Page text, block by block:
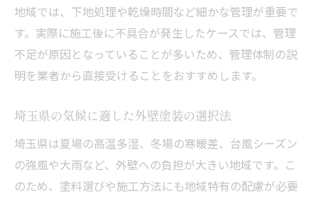
地域では、下地処理や乾燥時間など細かな管理が重要で
す。実際に施工後に不具合が発生したケースでは、管理
不足が原因となっていることが多いため、管理体制の説
明を業者から直接受けることをおすすめします。
埼玉県の気候に適した外壁塗装の選択法
埼玉県は夏場の高温多湿、冬場の寒暖差、台風シーズン
の強風や大雨など、外壁への負担が大きい地域です。こ
のため、塗料選びや施工方法にも地域特有の配慮が必要